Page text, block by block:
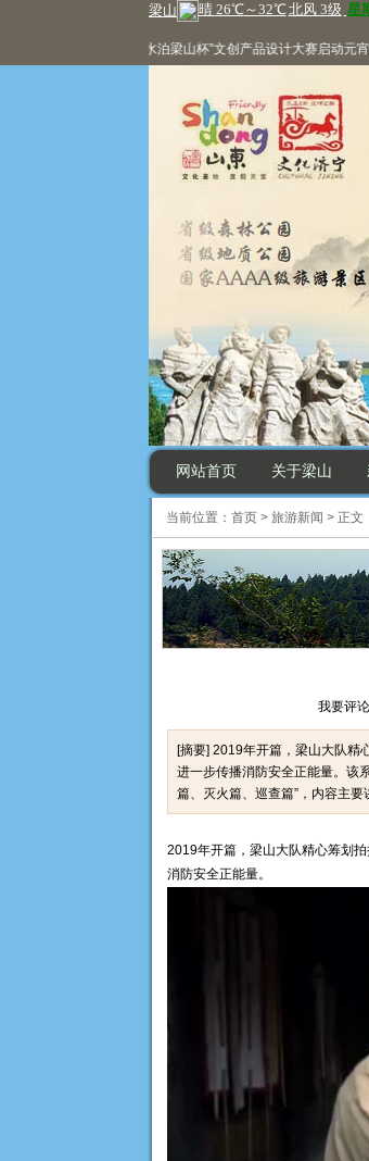
首届“水泊梁山杯”文创产品设计大赛启动元宵佳
网站首页 关于梁山
当前位置： 首页 > 旅游新闻 > 正文
我要评
[摘要] 2019年开篇，梁山大队精
进一步传播消防安全正能量。该
篇、灭火篇、巡查篇”，内容主
2019年开篇，梁山大队精心筹划
消防安全正能量。